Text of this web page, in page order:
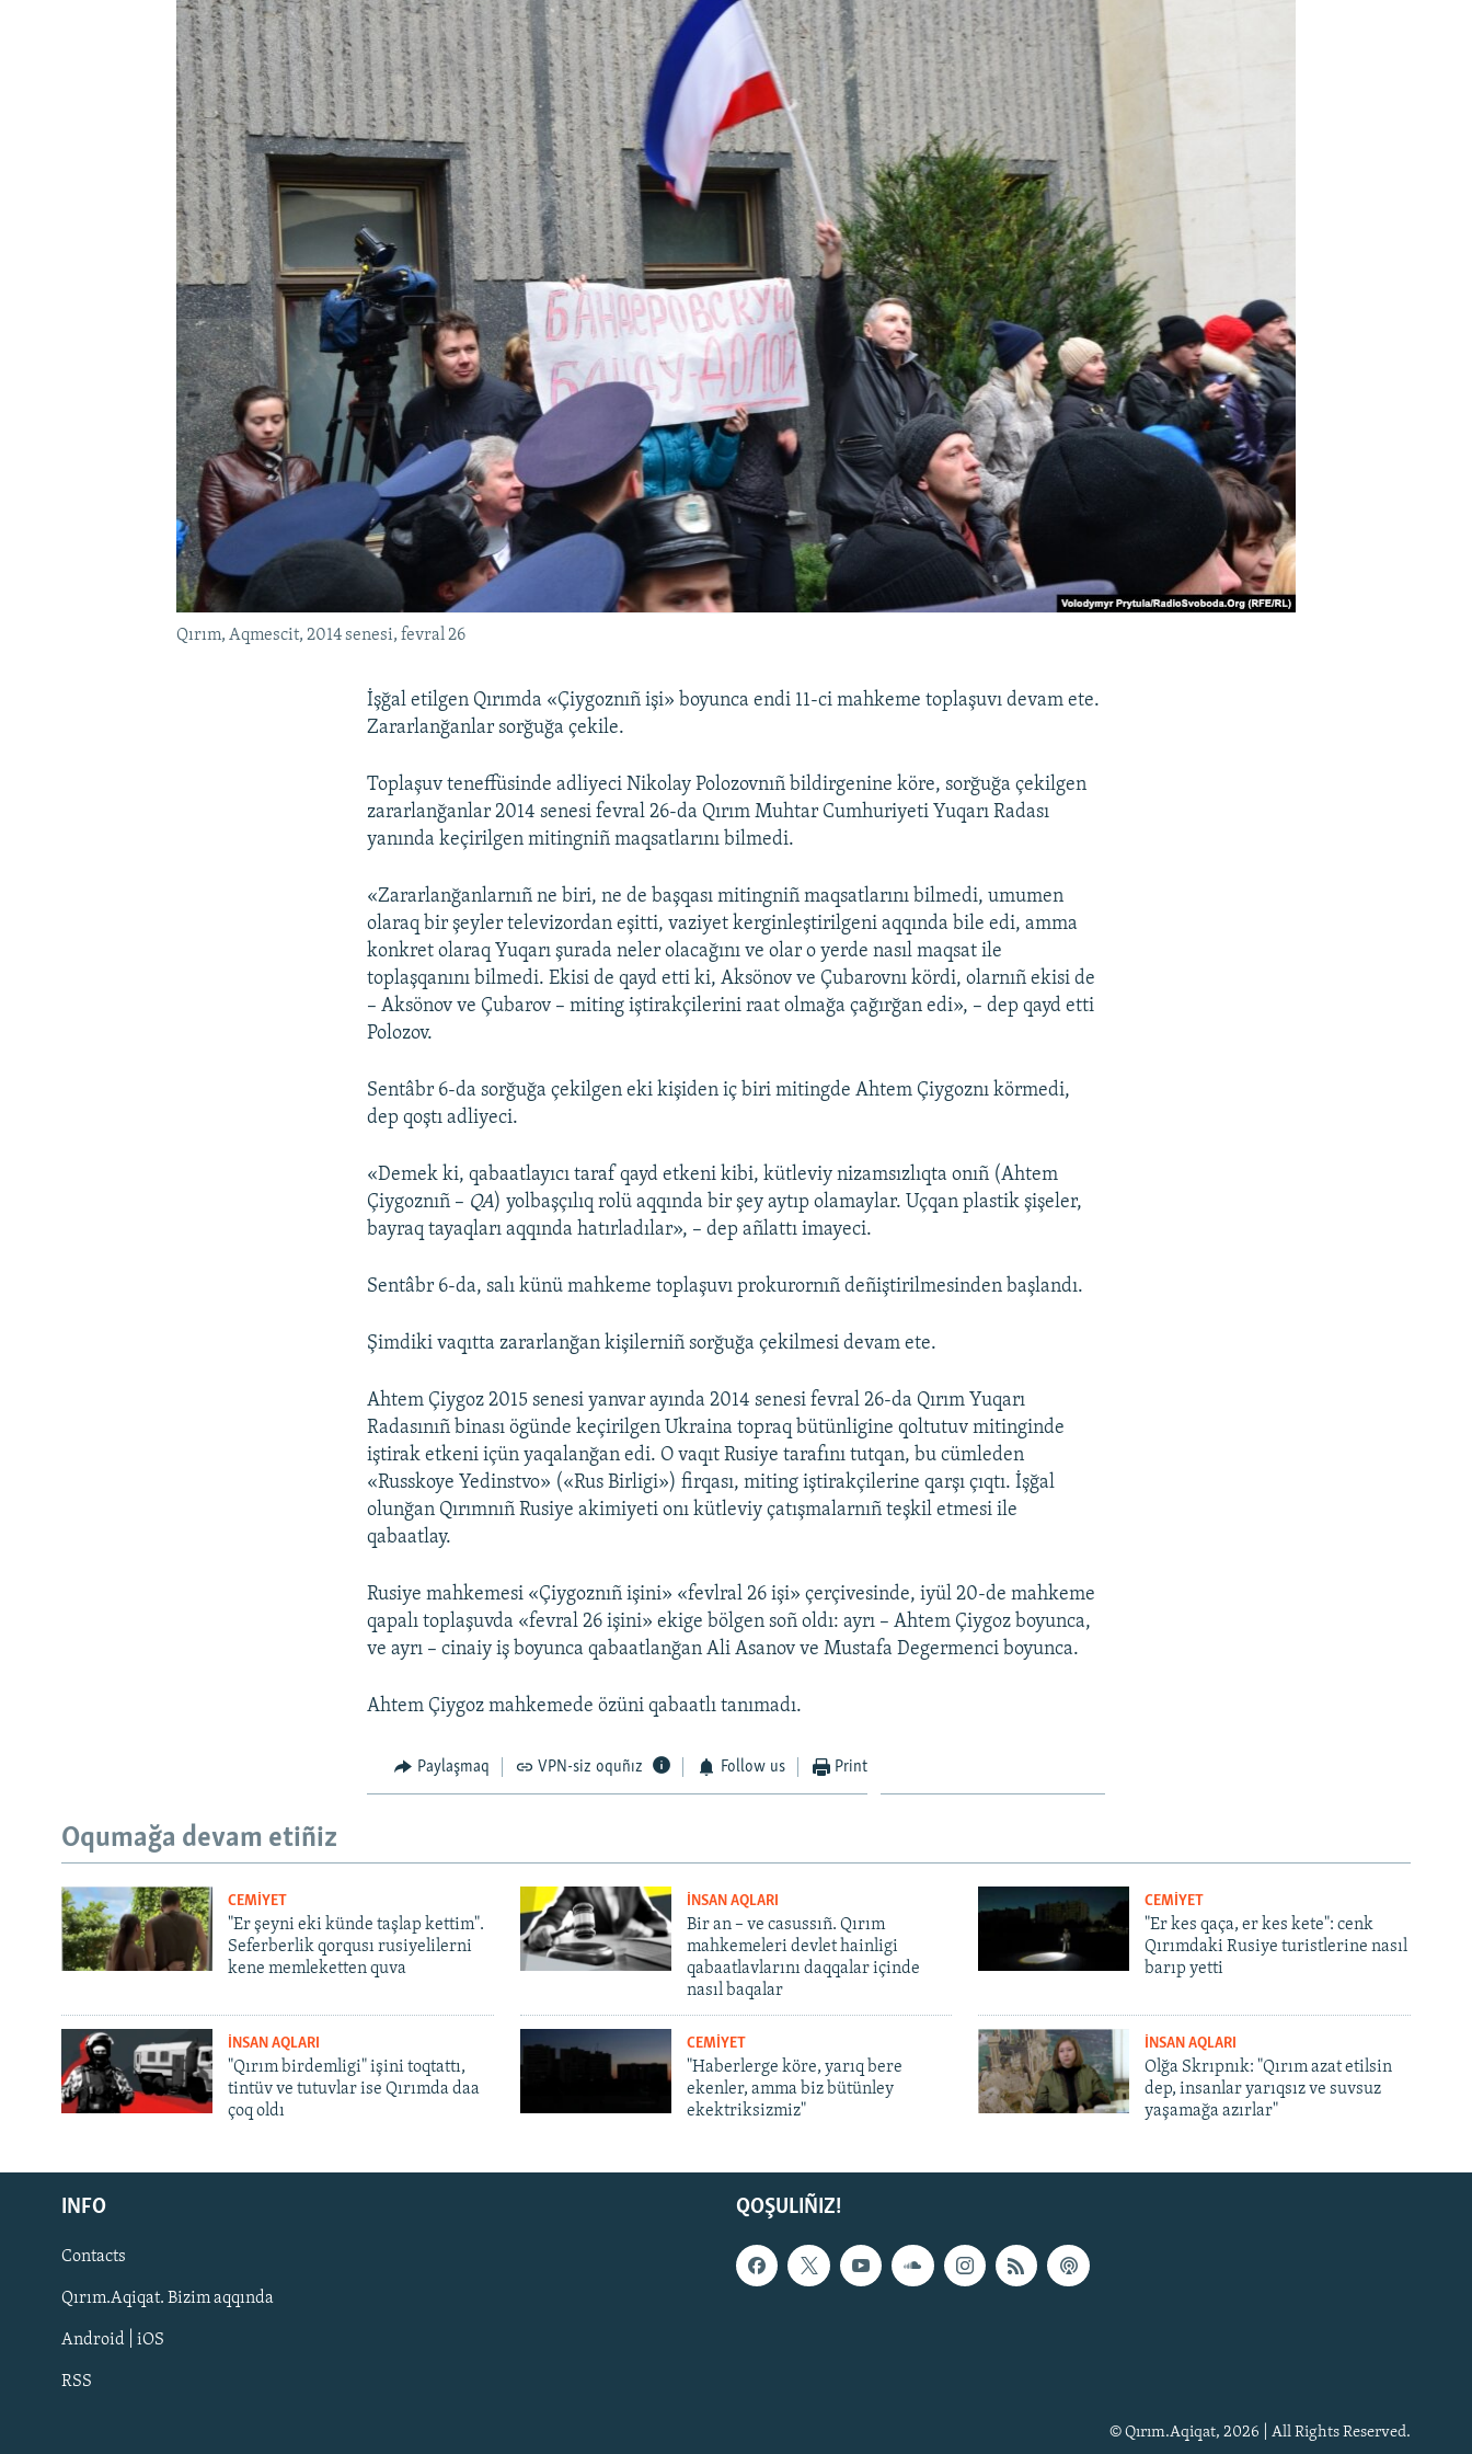
Русский
Українською
QOŞULIÑIZ!
Qırım, Aqmescit, 2014 senesi, fevral 26
İşğal etilgen Qırımda «Çiygoznıñ işi» boyunca endi 11-ci mahkeme toplaşuvı devam ete.
Zararlanğanlar sorğuğa çekile.
Toplaşuv teneffüsinde adliyeci Nikolay Polozovnıñ bildirgenine köre, sorğuğa çekilgen
zararlanğanlar 2014 senesi fevral 26-da Qırım Muhtar Cumhuriyeti Yuqarı Radası
yanında keçirilgen mitingniñ maqsatlarını bilmedi.
«Zararlanğanlarnıñ ne biri, ne de başqası mitingniñ maqsatlarını bilmedi, umumen
olaraq bir şeyler televizordan eşitti, vaziyet kerginleştirilgeni aqqında bile edi, amma
konkret olaraq Yuqarı şurada neler olacağını ve olar o yerde nasıl maqsat ile
toplaşqanını bilmedi. Ekisi de qayd etti ki, Aksönov ve Çubarovnı kördi, olarnıñ ekisi de
– Aksönov ve Çubarov – miting iştirakçilerini raat olmağa çağırğan edi», – dep qayd etti
Polozov.
Sentâbr 6-da sorğuğa çekilgen eki kişiden iç biri mitingde Ahtem Çiygoznı körmedi,
dep qoştı adliyeci.
«Demek ki, qabaatlayıcı taraf qayd etkeni kibi, kütleviy nizamsızlıqta onıñ (Ahtem
Çiygoznıñ – QA) yolbaşçılıq rolü aqqında bir şey aytıp olamaylar. Uçqan plastik şişeler,
bayraq tayaqları aqqında hatırladılar», – dep añlattı imayeci.
Sentâbr 6-da, salı künü mahkeme toplaşuvı prokurornıñ deñiştirilmesinden başlandı.
Şimdiki vaqıtta zararlanğan kişilerniñ sorğuğa çekilmesi devam ete.
Ahtem Çiygoz 2015 senesi yanvar ayında 2014 senesi fevral 26-da Qırım Yuqarı
Radasınıñ binası ögünde keçirilgen Ukraina topraq bütünligine qoltutuv mitinginde
iştirak etkeni içün yaqalanğan edi. O vaqıt Rusiye tarafını tutqan, bu cümleden
«Russkoye Yedinstvo» («Rus Birligi») firqası, miting iştirakçilerine qarşı çıqtı. İşğal
olunğan Qırımnıñ Rusiye akimiyeti onı kütleviy çatışmalarnıñ teşkil etmesi ile
qabaatlay.
Rusiye mahkemesi «Çiygoznıñ işini» «fevlral 26 işi» çerçivesinde, iyül 20-de mahkeme
qapalı toplaşuvda «fevral 26 işini» ekige bölgen soñ oldı: ayrı – Ahtem Çiygoz boyunca,
ve ayrı – cinaiy iş boyunca qabaatlanğan Ali Asanov ve Mustafa Degermenci boyunca.
Ahtem Çiygoz mahkemede özüni qabaatlı tanımadı.
Paylaşmaq VPN-siz oquñız Follow us Print
Oqumağa devam etiñiz
CEMİYET
"Er şeyni eki künde taşlap kettim".
Seferberlik qorqusı rusiyelilerni
kene memleketten quva
İNSAN AQLARI
Bir an – ve casussıñ. Qırım
mahkemeleri devlet hainligi
qabaatlavlarını daqqalar içinde
nasıl baqalar
CEMİYET
"Er kes qaça, er kes kete": cenk
Qırımdaki Rusiye turistlerine nasıl
barıp yetti
İNSAN AQLARI
"Qırım birdemligi" işini toqtattı,
tintüv ve tutuvlar ise Qırımda daa
çoq oldı
CEMİYET
"Haberlerge köre, yarıq bere
ekenler, amma biz bütünley
ekektriksizmiz"
İNSAN AQLARI
Olğa Skrıpnık: "Qırım azat etilsin
dep, insanlar yarıqsız ve suvsuz
yaşamağa azırlar"
QOŞULIÑIZ!
INFO
Contacts
Qırım.Aqiqat. Bizim aqqında
Android | iOS
RSS
© Qırım.Aqiqat, 2026 | All Rights Reserved.